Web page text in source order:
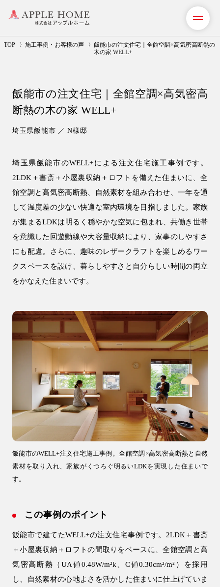
TOP 施工事例・お客様の声
飯能市の注文住宅｜全館空調×高気密高断熱の
木の家 WELL+
飯能市の注文住宅｜全館空調×高気密高
断熱の木の家 WELL+
埼玉県飯能市 ／ N様邸
埼玉県飯能市のWELL+による注文住宅施工事例です。
2LDK＋書斎＋小屋裏収納＋ロフトを備えた住まいに、全
館空調と高気密高断熱、自然素材を組み合わせ、一年を通
して温度差の少ない快適な室内環境を目指しました。家族
が集まるLDKは明るく穏やかな空気に包まれ、共働き世帯
を意識した回遊動線や大容量収納により、家事のしやすさ
にも配慮。さらに、趣味のレザークラフトを楽しめるワー
クスペースを設け、暮らしやすさと自分らしい時間の両立
をかなえた住まいです。
飯能市のWELL+注文住宅施工事例。全館空調×高気密高断熱と自然
素材を取り入れ、家族がくつろぐ明るいLDKを実現した住まいで
す。
この事例のポイント
飯能市で建てたWELL+の注文住宅事例です。2LDK＋書斎
＋小屋裏収納＋ロフトの間取りをベースに、全館空調と高
気密高断熱（UA値0.48W/m²k、C値0.30cm²/m²）を採用
し、自然素材の心地よさを活かした住まいに仕上げていま
事業紹介（注文住宅）
リフォーム・リノベーション
土地探しサポート
ショールーム・モデルハウス
施工事例・お客様の声
注文住宅
WELL+
テクノストラクチャー
R+house
お客様の声・口コミ
リフォーム・リノベーション
リフォーム・リノベーション
建設事業
アパート建築
事業用建物
土地活用
エリア別一覧
川越市の注文住宅
入間市の注文住宅